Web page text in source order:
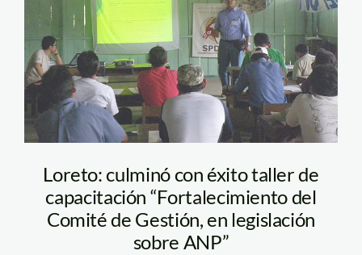
Loreto: culminó con éxito taller de
capacitación “Fortalecimiento del
Comité de Gestión, en legislación
sobre ANP”